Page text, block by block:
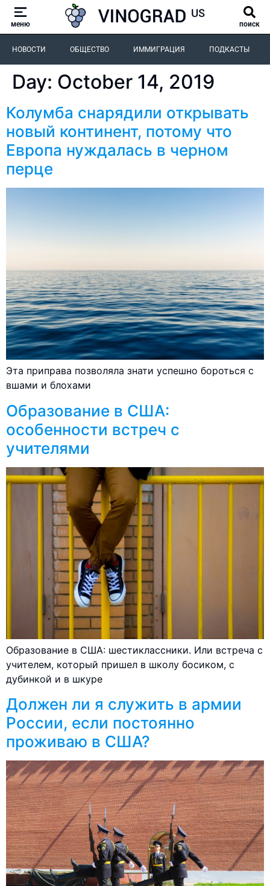
меню поиск
НОВОСТИ ОБЩЕСТВО ИММИГРАЦИЯ ПОДКАСТЫ
Day: October 14, 2019
Колумба снарядили открывать
новый континент, потому что
Европа нуждалась в черном
перце
Эта приправа позволяла знати успешно бороться с
вшами и блохами
Образование в США:
особенности встреч с
учителями
Образование в США: шестиклассники. Или встреча с
учителем, который пришел в школу босиком, с
дубинкой и в шкуре
Должен ли я служить в армии
России, если постоянно
проживаю в США?